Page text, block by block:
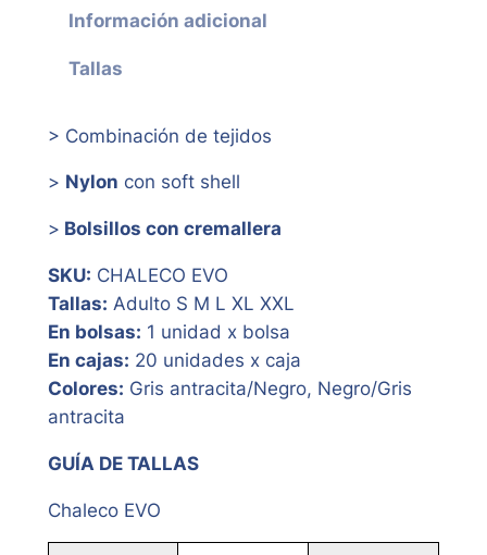
Información adicional
Tallas
> Combinación de tejidos
> Nylon con soft shell
> Bolsillos con cremallera
SKU: CHALECO EVO
Tallas: Adulto S M L XL XXL
En bolsas: 1 unidad x bolsa
En cajas: 20 unidades x caja
Colores: Gris antracita/Negro, Negro/Gris
antracita
GUÍA DE TALLAS
Chaleco EVO